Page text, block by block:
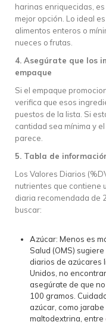
harinas enriquecidas,
mejor opción. Lo ideal
alimentos enteros o
nueces o frutas.
4. Asegúrate que los
empaque
Si el empaque
verifica que esos
puestos de la lista. Si
cantidad sea mínima y
parece.
5. Tabla de
Los Valores Diarios
nutrientes que contiene
diaria recomendada de
buscar:
Azúcar: Menos es
Salud (OMS)
diarios de azúcares
Unidos, no
asegúrate de que
100 gramos.
azúcar, como
maltodextrina, entre